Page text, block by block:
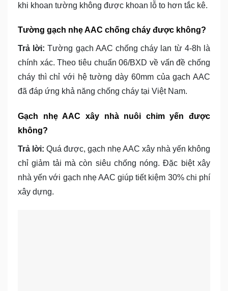
khi khoan tường không được khoan lỗ to hơn tắc kê.
Tường gạch nhẹ AAC chống cháy được không?
Trả lời: Tường gạch AAC chống cháy lan từ 4-8h là
chính xác. Theo tiêu chuẩn 06/BXD về vấn đề chống
cháy thì chỉ với hệ tường dày 60mm của gạch AAC
đã đáp ứng khả năng chống cháy tại Việt Nam.
Gạch nhẹ AAC xây nhà nuôi chim yến được
không?
Trả lời: Quá được, gạch nhẹ AAC xây nhà yến không
chỉ giảm tải mà còn siêu chống nóng. Đặc biệt xây
nhà yến với gạch nhẹ AAC giúp tiết kiệm 30% chi phí
xây dựng.